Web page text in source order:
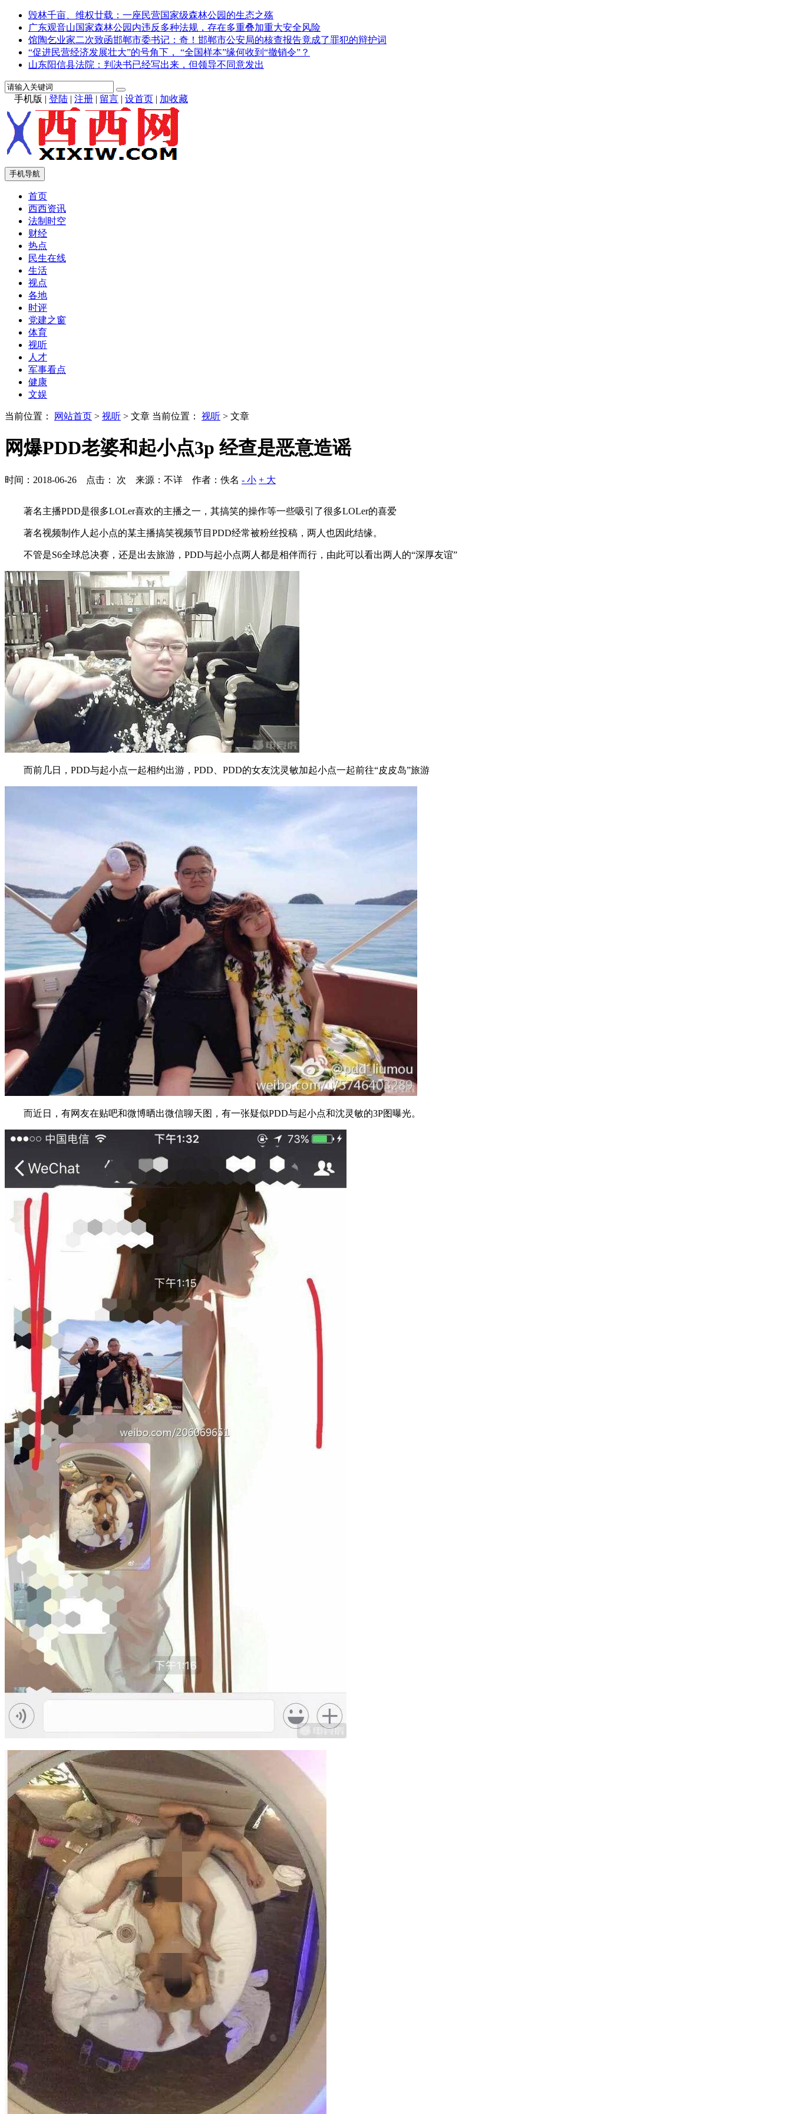
毁林千亩、维权廿载：一座民营国家级森林公园的生态之殇
广东观音山国家森林公园内违反多种法规，存在多重叠加重大安全风险
馆陶乞业家二次致函邯郸市委书记：奇！邯郸市公安局的核查报告竟成了罪犯的辩护词
“促进民营经济发展壮大”的号角下， “全国样本”缘何收到“撤销令”？
山东阳信县法院：判决书已经写出来，但领导不同意发出
手机版 | 登陆 | 注册 | 留言 | 设首页 | 加收藏
手机导航
首页
西西资讯
法制时空
财经
热点
民生在线
生活
视点
各地
时评
党建之窗
体育
视听
人才
军事看点
健康
文娱
当前位置： 网站首页 > 视听 > 文章 当前位置： 视听 > 文章
网爆PDD老婆和起小点3p 经查是恶意造谣
时间：2018-06-26 点击： 次 来源：不详 作者：佚名 - 小 + 大
著名主播PDD是很多LOLer喜欢的主播之一，其搞笑的操作等一些吸引了很多LOLer的喜爱
著名视频制作人起小点的某主播搞笑视频节目PDD经常被粉丝投稿，两人也因此结缘。
不管是S6全球总决赛，还是出去旅游，PDD与起小点两人都是相伴而行，由此可以看出两人的“深厚友谊”
而前几日，PDD与起小点一起相约出游，PDD、PDD的女友沈灵敏加起小点一起前往“皮皮岛”旅游
而近日，有网友在贴吧和微博晒出微信聊天图，有一张疑似PDD与起小点和沈灵敏的3P图曝光。